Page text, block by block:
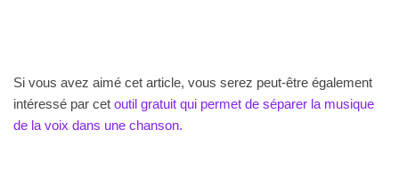
Si vous avez aimé cet article, vous serez peut-être également
intéressé par cet outil gratuit qui permet de séparer la musique
de la voix dans une chanson.